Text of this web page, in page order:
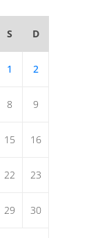
S D
1 2
8 9
15 16
22 23
29 30